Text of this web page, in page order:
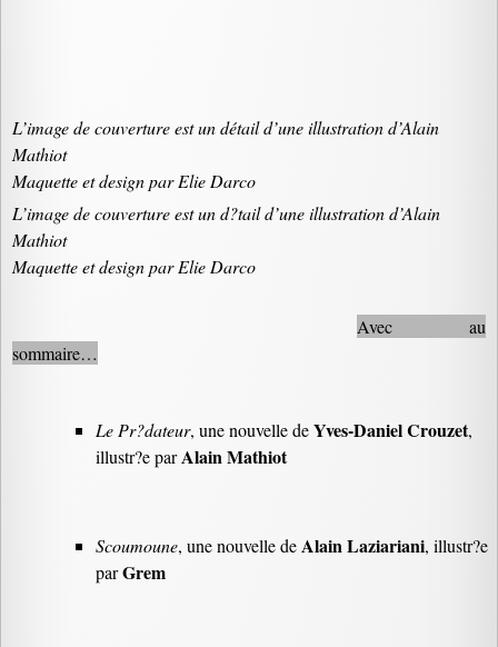
L’image de couverture est un détail d’une illustration d’Alain
Mathiot
Maquette et design par Elie Darco
L’image de couverture est un d?tail d’une illustration d’Alain
Mathiot
Maquette et design par Elie Darco
Avec au
sommaire…
Le Pr?dateur, une nouvelle deYves-Daniel Crouzet,
illustr?e parAlain Mathiot
Scoumoune, une nouvelle deAlain Laziariani, illustr?e
parGrem